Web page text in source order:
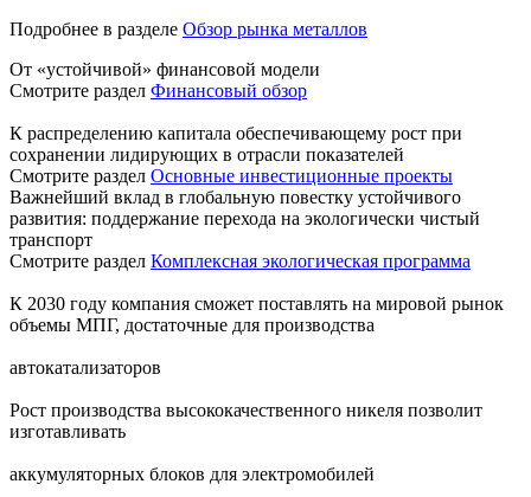
Подробнее в разделе Обзор рынка металлов
От «устойчивой» финансовой модели
Смотрите раздел Финансовый обзор
К распределению капитала обеспечивающему рост при
сохранении лидирующих в отрасли показателей
Смотрите раздел Основные инвестиционные проекты
Важнейший вклад в глобальную повестку устойчивого
развития: поддержание перехода на экологически чистый
транспорт
Смотрите раздел Комплексная экологическая программа
К 2030 году компания сможет поставлять на мировой рынок
объемы МПГ, достаточные для производства
автокатализаторов
Рост производства высококачественного никеля позволит
изготавливать
аккумуляторных блоков для электромобилей